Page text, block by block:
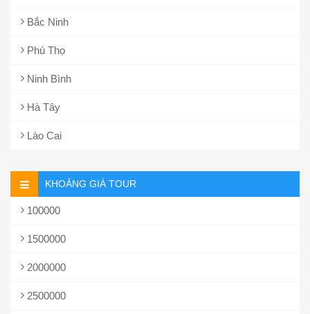
Bắc Ninh
Phú Thọ
Ninh Bình
Hà Tây
Lào Cai
KHOẢNG GIÁ TOUR
100000
1500000
2000000
2500000